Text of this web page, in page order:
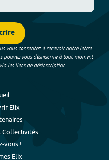
vous consentez à recevoir notre lettre
pouvez vous désinscrire à tout moment
les liens de désinscription.
Elix
Collectivités
vous !
Elix